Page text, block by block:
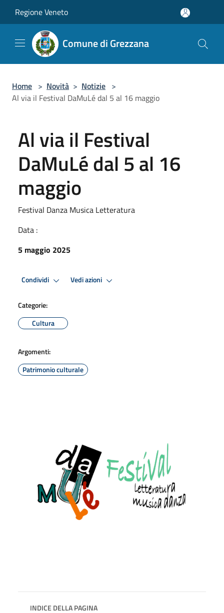
Regione Veneto
Comune di Grezzana
Home > Novità > Notizie >
Al via il Festival DaMuLé dal 5 al 16 maggio
Al via il Festival
DaMuLé dal 5 al 16
maggio
Festival Danza Musica Letteratura
Data :
5 maggio 2025
Condividi Vedi azioni
Categorie:
Cultura
Argomenti:
Patrimonio culturale
INDICE DELLA PAGINA